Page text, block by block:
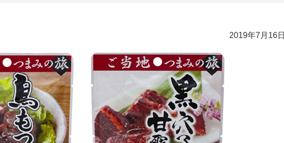
2019年7月16日